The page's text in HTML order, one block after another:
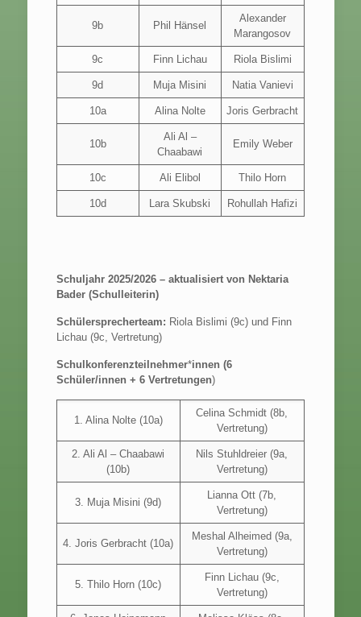
9b Phil Hänsel
Alexander
Marangosov
9c Finn Lichau Riola Bislimi
9d Muja Misini Natia Vanievi
10a Alina Nolte Joris Gerbracht
10b
Ali Al –
Chaabawi
Emily Weber
10c Ali Elibol Thilo Horn
10d Lara Skubski Rohullah Hafizi
Schuljahr 2025/2026 – aktualisiert von Nektaria
Bader (Schulleiterin)
Schülersprecherteam: Riola Bislimi (9c) und Finn
Lichau (9c, Vertretung)
Schulkonferenzteilnehmer*innen (6
Schüler/innen + 6 Vertretungen)
1. Alina Nolte (10a)
Celina Schmidt (8b,
Vertretung)
2. Ali Al – Chaabawi
(10b)
Nils Stuhldreier (9a,
Vertretung)
3. Muja Misini (9d)
Lianna Ott (7b,
Vertretung)
4. Joris Gerbracht (10a)
Meshal Alheimed (9a,
Vertretung)
5. Thilo Horn (10c)
Finn Lichau (9c,
Vertretung)